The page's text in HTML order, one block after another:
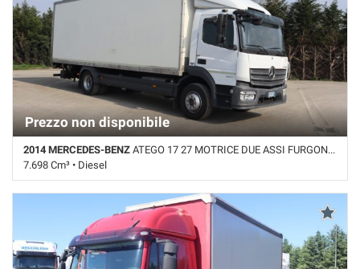
Prezzo non disponibile
2014 MERCEDES-BENZ ATEGO 17 27 MOTRICE DUE ASSI FURGONATA C/SPONDA
7.698 Cm³ • Diesel
Km non disponibile • Cambio Automatico • Bianco pastello • Pedana
sollevamento posteriore